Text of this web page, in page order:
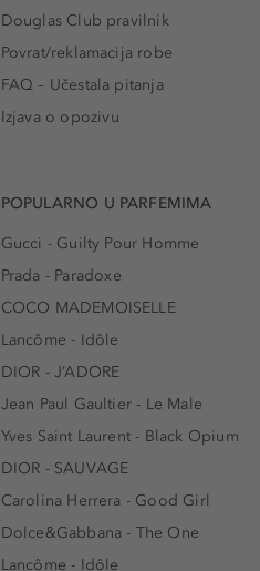
Douglas Club pravilnik
Povrat/reklamacija robe
FAQ – Učestala pitanja
Izjava o opozivu
POPULARNO U PARFEMIMA
Gucci - Guilty Pour Homme
Prada - Paradoxe
COCO MADEMOISELLE
Lancôme - Idôle
DIOR - J’ADORE
Jean Paul Gaultier - Le Male
Yves Saint Laurent - Black Opium
DIOR - SAUVAGE
Carolina Herrera - Good Girl
Dolce&Gabbana - The One
Lancôme - Idôle